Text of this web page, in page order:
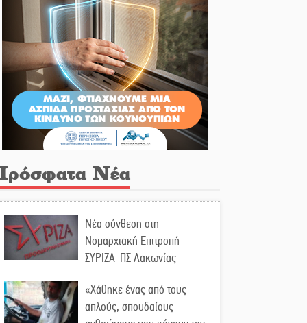
Νέα
Νέα σύνθεση στη
Νομαρχιακή Επιτροπή
ΣΥΡΙΖΑ-ΠΣ Λακωνίας
«Χάθηκε ένας από τους
απλούς, σπουδαίους